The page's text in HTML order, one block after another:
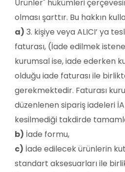
Ürünler" hükümleri
olması şarttır. Bu hakkın
a) 3. kişiye veya ALICI’ ya
faturası, (İade edilmek
kurumsal ise, iade ederken
olduğu iade faturası ile
gerekmektedir. Faturası
düzenlenen sipariş iadeleri
kesilmediği takdirde
b) İade formu,
c) İade edilecek ürünlerin
standart aksesuarları ile